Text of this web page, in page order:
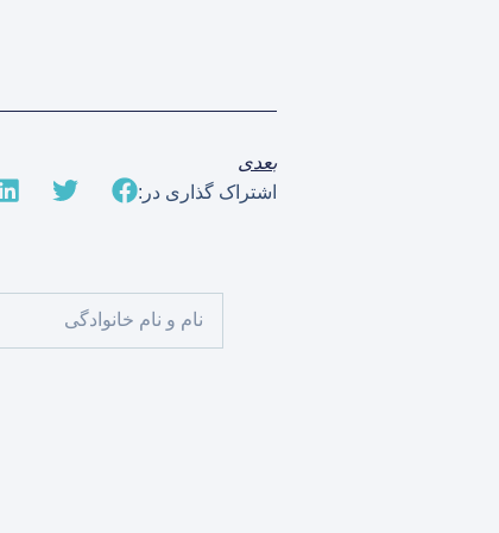
بعدی
اشتراک گذاری در: